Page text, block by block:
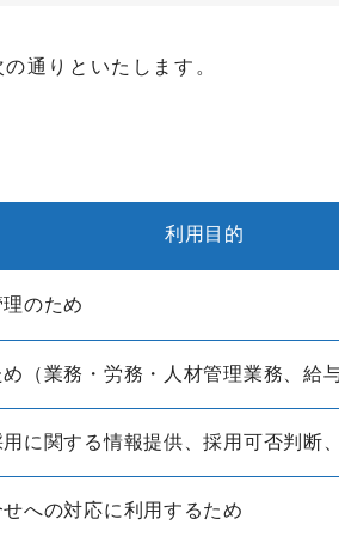
通りといたします。
利用目的
のため
（業務・労務・人材管理業務、給
に関する情報提供、採用可否判断
への対応に利用するため